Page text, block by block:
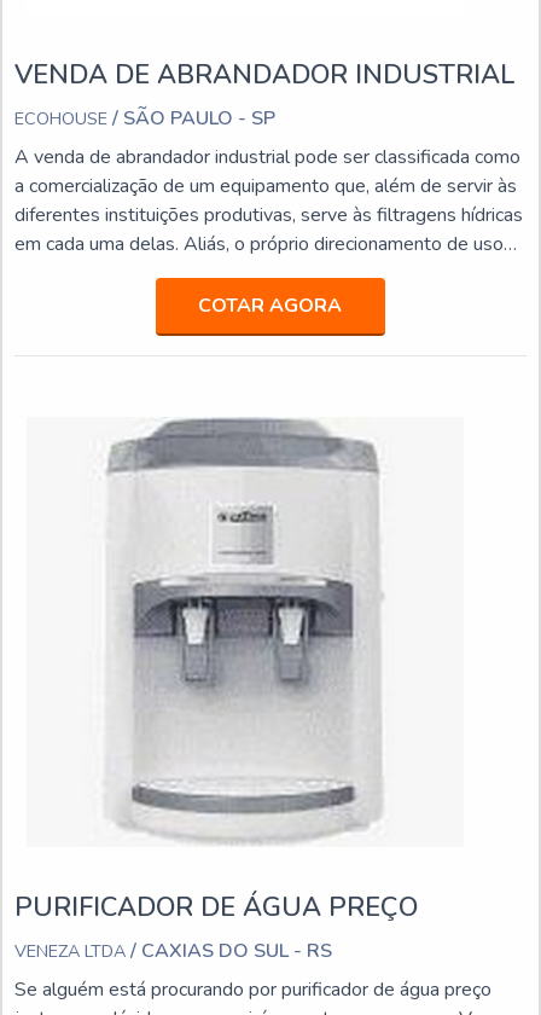
VENDA DE ABRANDADOR INDUSTRIAL
ECOHOUSE / SÃO PAULO - SP
A venda de abrandador industrial pode ser classificada como
a comercialização de um equipamento que, além de servir às
diferentes instituições produtivas, serve às filtragens hídricas
em cada uma delas. Aliás, o próprio direcionamento de uso
do produto confirma que ele serve às: Autoclaves; Caldeiras
de baixa pressão; Ferramentas e equipamentos de
resfriamento.MAIS DETALHES SOBRE O PRODUTOEm
alguns casos comuns, esta lista ainda pode se...
COTAR AGORA
PURIFICADOR DE ÁGUA PREÇO
VENEZA LTDA / CAXIAS DO SUL - RS
Se alguém está procurando por purificador de água preço